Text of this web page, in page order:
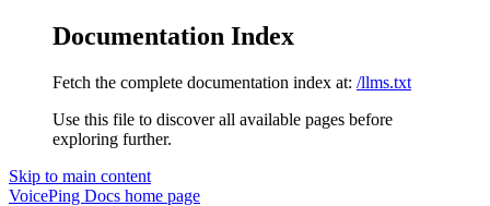
Documentation Index
Fetch the complete documentation index at: /llms.txt
Use this file to discover all available pages before
exploring further.
Skip to main content
VoicePing Docs home page